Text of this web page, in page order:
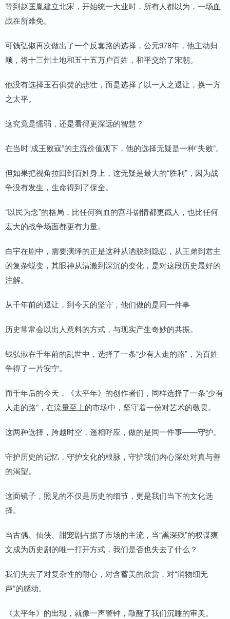
等到赵匡胤建立北宋，开始统一大业时，所有人都以为，一场血
战在所难免。
可钱弘俶再次做出了一个反套路的选择，公元978年，他主动归
顺，将十三州土地和五十五万户百姓，和平交给了宋朝。
他没有选择玉石俱焚的悲壮，而是选择了以一人之退让，换一方
之太平。
这究竟是懦弱，还是看得更深远的智慧？
在当时“成王败寇”的主流价值观下，他的选择无疑是一种“失败”。
但如果把视角拉回到百姓身上，这无疑是最大的“胜利”，因为战
争没有发生，生命得到了保全。
“以民为念”的格局，比任何狗血的宫斗剧情都更戳人，也比任何
宏大的战争场面都更有力量。
白宇在剧中，需要演绎的正是这种从洒脱到隐忍，从王弟到君主
的复杂蜕变，其眼神从清澈到深沉的变化，是对这段历史最好的
注解。
从千年前的退让，到今天的坚守，他们做的是同一件事
历史常常会以出人意料的方式，与现实产生奇妙的共振。
钱弘俶在千年前的乱世中，选择了一条“少有人走的路”，为百姓
争得了一片安宁。
而千年后的今天，《太平年》的创作者们，同样选择了一条“少有
人走的路”，在流量至上的市场中，坚守着一份对艺术的敬畏。
这两种选择，跨越时空，遥相呼应，做的是同一件事——守护。
守护历史的记忆，守护文化的根脉，守护我们内心深处对真与善
的渴望。
这面镜子，照见的不仅是历史的细节，更是我们当下的文化选
择。
当古偶、仙侠、甜宠剧占据了市场的主流，当“黑深残”的权谋爽
文成为历史剧的唯一打开方式，我们是否也失去了什么？
我们失去了对复杂性的耐心，对含蓄美的欣赏，对“润物细无
声”的感动。
《太平年》的出现，就像一声警钟，敲醒了我们沉睡的审美。